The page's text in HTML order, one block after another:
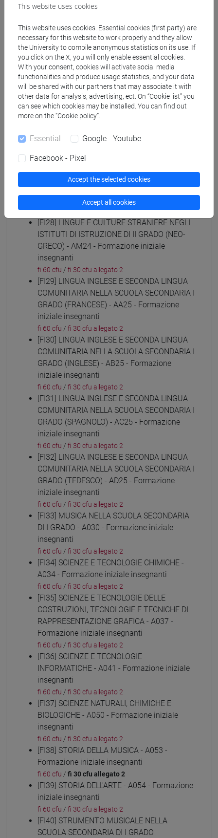
[FI24] LINGUE E CULTURE STRANIERE NEGLI
ISTITUTI DI ISTRUZIONE DI II GRADO
(GIAPPONESE) - AJ24 - Formazione iniziale
insegnanti
fi 60 cfu/fi 30 cfu allegato 2
[FI25] LINGUE E CULTURE STRANIERE NEGLI
ISTITUTI DI ISTRUZIONE DI II GRADO
(PORTOGHESE) - AN24 - Formazione iniziale
insegnanti
fi 60 cfu/fi 30 cfu allegato 2
(EBRAICO) - AK24 - Formazione iniziale
[FI27] LINGUA E CULTURA STRANIERA
(ARABO) - AL24 - Formazione iniziale
fi 60 cfu/fi 30 cfu allegato 2
[FI28] LINGUE E CULTURE STRANIERE NEGLI
ISTITUTI DI ISTRUZIONE DI II GRADO (NEO-
GRECO) - AM24 - Formazione iniziale
insegnanti
fi 60 cfu / fi 30 cfu allegato 2
[FI29] LINGUA INGLESE E SECONDA LINGUA
COMUNITARIA NELLA SCUOLA SECONDARIA I
GRADO (FRANCESE) - AA25 - Formazione
iniziale insegnanti
fi 60 cfu / fi 30 cfu allegato 2
[FI30] LINGUA INGLESE E SECONDA LINGUA
COMUNITARIA NELLA SCUOLA SECONDARIA I
GRADO (INGLESE) - AB25 - Formazione
iniziale insegnanti
fi 60 cfu / fi 30 cfu allegato 2
[FI31] LINGUA INGLESE E SECONDA LINGUA
COMUNITARIA NELLA SCUOLA SECONDARIA I
GRADO (SPAGNOLO) - AC25 - Formazione
iniziale insegnanti
fi 60 cfu / fi 30 cfu allegato 2
[FI32] LINGUA INGLESE E SECONDA LINGUA
COMUNITARIA NELLA SCUOLA SECONDARIA I
GRADO (TEDESCO) - AD25 - Formazione
iniziale insegnanti
fi 60 cfu / fi 30 cfu allegato 2
[FI33] MUSICA NELLA SCUOLA SECONDARIA
DI I GRADO - A030 - Formazione iniziale
insegnanti
fi 60 cfu / fi 30 cfu allegato 2
[FI34] SCIENZE E TECNOLOGIE CHIMICHE -
A034 - Formazione iniziale insegnanti
fi 60 cfu / fi 30 cfu allegato 2
[FI35] SCIENZE E TECNOLOGIE DELLE
COSTRUZIONI, TECNOLOGIE E TECNICHE DI
RAPPRESENTAZIONE GRAFICA - A037 -
Formazione iniziale insegnanti
fi 60 cfu / fi 30 cfu allegato 2
[FI36] SCIENZE E TECNOLOGIE
INFORMATICHE - A041 - Formazione iniziale
insegnanti
fi 60 cfu / fi 30 cfu allegato 2
[FI37] SCIENZE NATURALI, CHIMICHE E
BIOLOGICHE - A050 - Formazione iniziale
insegnanti
fi 60 cfu / fi 30 cfu allegato 2
[FI38] STORIA DELLA MUSICA - A053 -
Formazione iniziale insegnanti
fi 60 cfu / fi 30 cfu allegato 2
[FI39] STORIA DELL'ARTE - A054 - Formazione
iniziale insegnanti
fi 60 cfu / fi 30 cfu allegato 2
[FI40] STRUMENTO MUSICALE NELLA
SCUOLA SECONDARIA DI I GRADO
This website uses cookies
This website uses cookies. Essential cookies (first party) are
necessary for this website to work properly and they allow
the University to compile anonymous statistics on its use. If
you click on the X, you will only enable essential cookies.
With your consent, cookies will activate social media
functionalities and produce usage statistics, and your data
will be shared with our partners that may associate it with
other data for analysis, advertising, ect. On “Cookie list” you
can see which cookies may be installed. You can find out
more on the “Cookie policy”.
Essential Google - Youtube
Facebook - Pixel
Accept the selected cookies
Accept all cookies